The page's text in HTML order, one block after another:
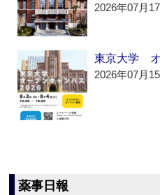
2026年07月
東京大学
2026年07月
薬事日報